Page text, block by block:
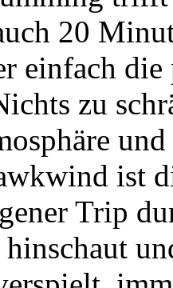
20
einfach die
zu
ist
Trip